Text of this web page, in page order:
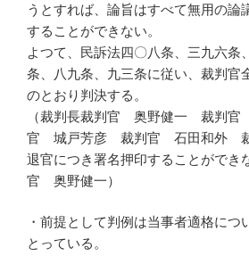
うとすれば、論旨はすべて無用の論
することができない。
よつて、民訴法四〇八条、三九六条
条、八九条、九三条に従い、裁判官
のとおり判決する。
（裁判長裁判官 奥野健一 裁判
官 城戸芳彦 裁判官 石田和外 裁
退官につき署名押印することができ
官 奥野健一）
・前提として判例は当事者適格につ
とっている。